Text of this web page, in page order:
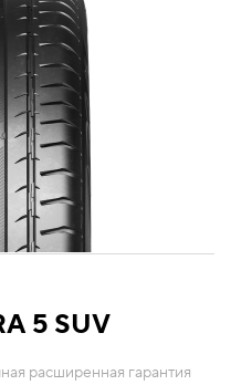
5 SUV
расширенная гарантия